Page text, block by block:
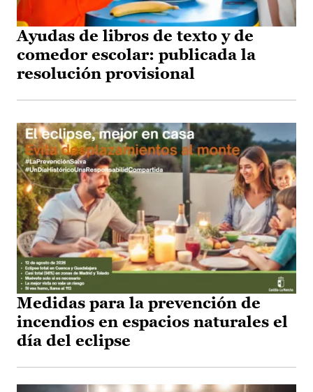
Ayudas de libros de texto y de
comedor escolar: publicada la
resolución provisional
Medidas para la prevención de
incendios en espacios naturales el
día del eclipse